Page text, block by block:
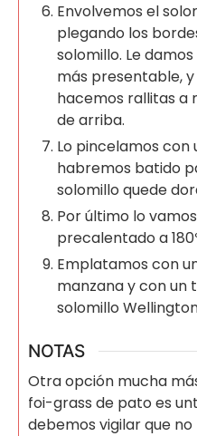
Envolvemos el
plegando los
solomillo. Le
más presentable,
hacemos rallitas a
de arriba.
Lo pincelamos con
habremos batido
solomillo quede
Por último lo
precalentado a
Emplatamos con
manzana y con un
solomillo
NOTAS
Otra opción mucha
foi-grass de pato es
debemos vigilar que